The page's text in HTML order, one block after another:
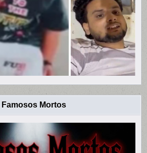
Famosos Mortos